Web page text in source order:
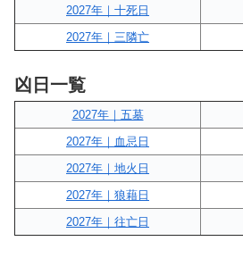
2027年｜十死日
2027年｜三隣亡
凶日一覧
2027年｜五墓
2027年｜血忌日
2027年｜地火日
2027年｜狼藉日
2027年｜往亡日